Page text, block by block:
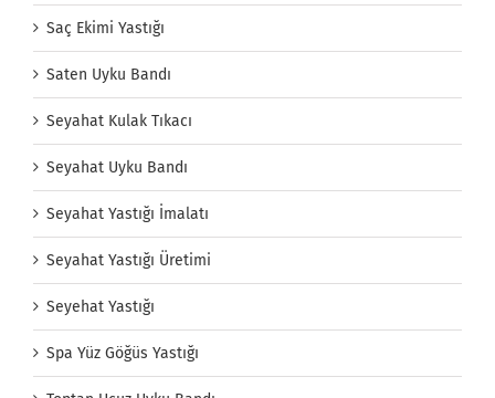
Saç Ekimi Yastığı
Saten Uyku Bandı
Seyahat Kulak Tıkacı
Seyahat Uyku Bandı
Seyahat Yastığı İmalatı
Seyahat Yastığı Üretimi
Seyehat Yastığı
Spa Yüz Göğüs Yastığı